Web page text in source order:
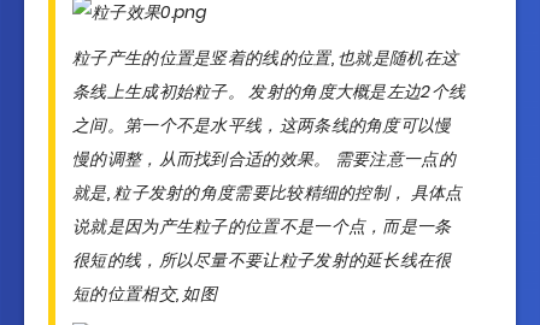
粒子产生的位置是竖着的线的位置, 也就是随机在这
条线上生成初始粒子。 发射的角度大概是左边2个线
之间。第一个不是水平线，这两条线的角度可以慢
慢的调整，从而找到合适的效果。 需要注意一点的
就是, 粒子发射的角度需要比较精细的控制， 具体点
说就是因为产生粒子的位置不是一个点，而是一条
很短的线，所以尽量不要让粒子发射的延长线在很
短的位置相交, 如图